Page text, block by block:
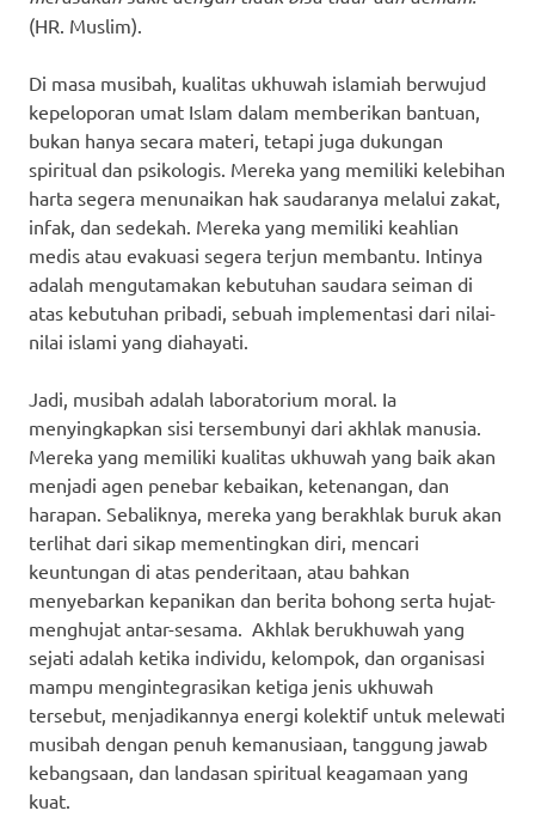
(HR. Muslim).
Di masa musibah, kualitas ukhuwah islamiah berwujud
kepeloporan umat Islam dalam memberikan bantuan,
bukan hanya secara materi, tetapi juga dukungan
spiritual dan psikologis. Mereka yang memiliki kelebihan
harta segera menunaikan hak saudaranya melalui zakat,
infak, dan sedekah. Mereka yang memiliki keahlian
medis atau evakuasi segera terjun membantu. Intinya
adalah mengutamakan kebutuhan saudara seiman di
atas kebutuhan pribadi, sebuah implementasi dari nilai-
nilai islami yang diahayati.
Jadi, musibah adalah laboratorium moral. Ia
menyingkapkan sisi tersembunyi dari akhlak manusia.
Mereka yang memiliki kualitas ukhuwah yang baik akan
menjadi agen penebar kebaikan, ketenangan, dan
harapan. Sebaliknya, mereka yang berakhlak buruk akan
terlihat dari sikap mementingkan diri, mencari
keuntungan di atas penderitaan, atau bahkan
menyebarkan kepanikan dan berita bohong serta hujat-
menghujat antar-sesama. Akhlak berukhuwah yang
sejati adalah ketika individu, kelompok, dan organisasi
mampu mengintegrasikan ketiga jenis ukhuwah
tersebut, menjadikannya energi kolektif untuk melewati
musibah dengan penuh kemanusiaan, tanggung jawab
kebangsaan, dan landasan spiritual keagamaan yang
kuat.